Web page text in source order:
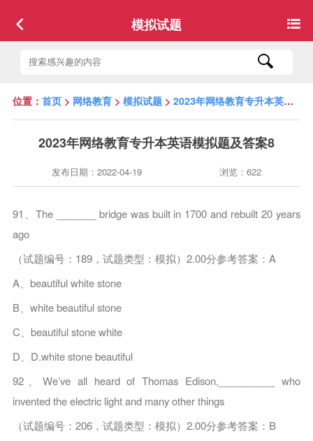
模拟试题
位置： 首页> 网络教育> 模拟试题> 2023年网络教育专升本英语模拟题及答案8
2023年网络教育专升本英语模拟题及答案8
发布日期：2022-04-19 浏览：622
91、The _______ bridge was built in 1700 and rebuilt 20 years
ago
（试题编号：189，试题类型：模拟）2.00分参考答案：A
A、beautiful white stone
B、white beautiful stone
C、beautiful stone white
D、D.white stone beautiful
92、We’ve all heard of Thomas Edison,__________ who
invented the electric light and many other things
（试题编号：206，试题类型：模拟）2.00分参考答案：B